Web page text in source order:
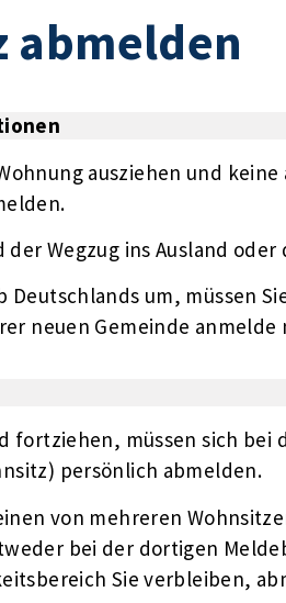
abmelden
ausziehen und
der Wegzug ins Ausland
Deutschlands um, müssen
neuen Gemeinde anmelde
fortziehen, müssen sich
persönlich abmelden.
von mehreren
bei der dortigen
Sie verbleiben,